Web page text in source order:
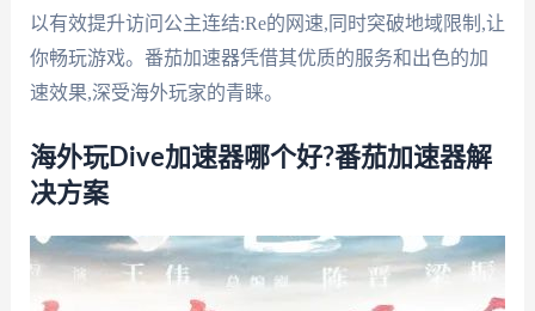
以有效提升访问公主连结:Re的网速,同时突破地域限制,让
你畅玩游戏。番茄加速器凭借其优质的服务和出色的加
速效果,深受海外玩家的青睐。
海外玩Dive加速器哪个好?番茄加速器解
决方案